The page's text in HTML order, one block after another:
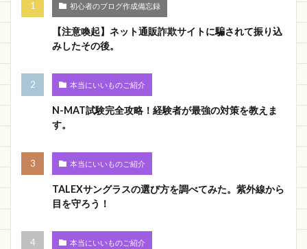
初心者のブログ作成備忘録
【注意喚起】ネット通販詐欺サイトに騙されて振り込
みしたその後。
本当にいいものご紹介
N-MAT試験完全攻略！経験者が最強の対策を教えま
す。
本当にいいものご紹介
TALEXサングラスの選び方を調べてみた。紫外線から
目を守ろう！
本当にいいものご紹介